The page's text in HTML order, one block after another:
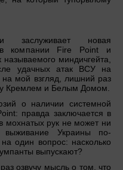
заслуживает новая
компании Fire Point и
миндичгейта,
удачных атак ВСУ на
на мой взгляд, лишний раз
Кремлем и Белым Домом.
о наличии системной
правда заключается в
мохнатых рук не может ни
Украины по-
один вопрос: насколько
выпускают?
озвучу мысль о том, что